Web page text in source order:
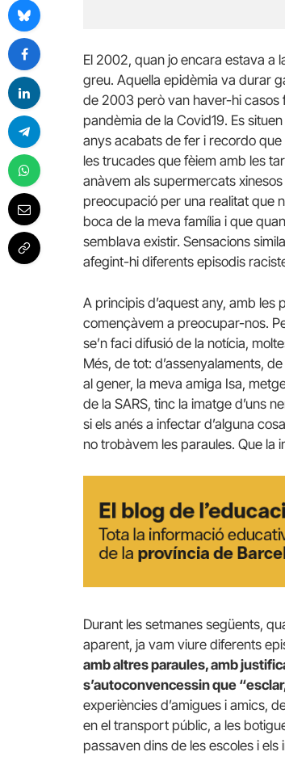
El 2002, quan jo encara estava a
greu. Aquella epidèmia va durar
de 2003 però van haver-hi casos
pandèmia de la Covid19. Es
anys acabats de fer i recordo que
les trucades que fèiem amb les
anàvem als supermercats
preocupació per una realitat que
boca de la meva família i que
semblava existir. Sensacions
afegint-hi diferents episodis
A principis d’aquest any, amb les
començàvem a preocupar-nos.
se’n faci difusió de la notícia,
Més, de tot: d’assenyalaments,
al gener, la meva amiga Isa,
de la SARS, tinc la imatge d’uns
si els anés a infectar d’alguna
no trobàvem les paraules. Que la
Durant les setmanes següents,
aparent, ja vam viure diferents
amb altres paraules, amb
s’autoconvencessin que
experiències d’amigues i amics,
en el transport públic, a les
passaven dins de les escoles i els